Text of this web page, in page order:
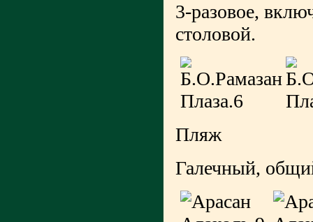
3-разовое,
столовой.
Пляж
Галечный,